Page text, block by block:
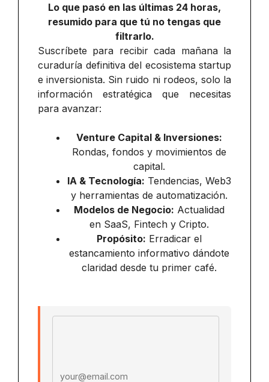
Lo que pasó en las últimas 24 horas,
resumido para que tú no tengas que
filtrarlo.
Suscríbete para recibir cada mañana la
curaduría definitiva del ecosistema startup
e inversionista. Sin ruido ni rodeos, solo la
información estratégica que necesitas
para avanzar:
Venture Capital & Inversiones:
Rondas, fondos y movimientos de
capital.
IA & Tecnología: Tendencias, Web3
y herramientas de automatización.
Modelos de Negocio: Actualidad
en SaaS, Fintech y Cripto.
Propósito: Erradicar el
estancamiento informativo dándote
claridad desde tu primer café.